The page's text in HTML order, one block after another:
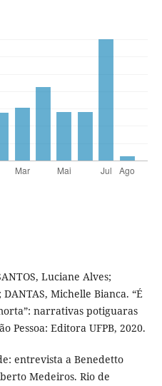
Luciane Alves;
Michelle Bianca. “É
narrativas potiguaras
Pessoa: Editora UFPB, 2020.
entrevista a Benedetto
Medeiros. Rio de